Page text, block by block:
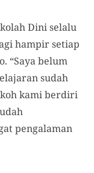
Dini selalu
hampir setiap
“Saya belum
sudah
kami berdiri
pengalaman